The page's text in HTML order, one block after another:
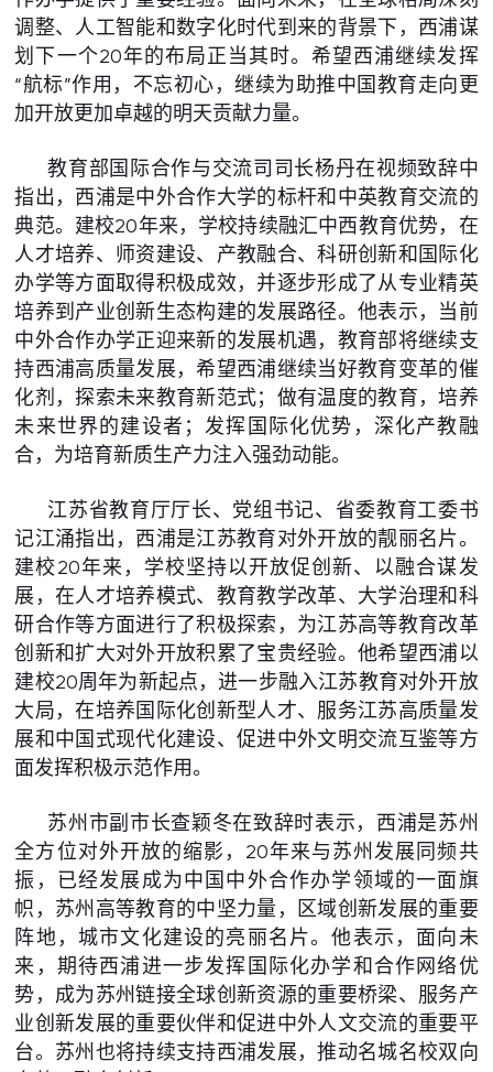
调整、人工智能和数字化时代到来的背景下，西浦谋
划下一个20年的布局正当其时。希望西浦继续发挥
“航标”作用，不忘初心，继续为助推中国教育走向更
加开放更加卓越的明天贡献力量。
教育部国际合作与交流司司长杨丹在视频致辞中
指出，西浦是中外合作大学的标杆和中英教育交流的
典范。建校20年来，学校持续融汇中西教育优势，在
人才培养、师资建设、产教融合、科研创新和国际化
办学等方面取得积极成效，并逐步形成了从专业精英
培养到产业创新生态构建的发展路径。他表示，当前
中外合作办学正迎来新的发展机遇，教育部将继续支
持西浦高质量发展，希望西浦继续当好教育变革的催
化剂，探索未来教育新范式；做有温度的教育，培养
未来世界的建设者；发挥国际化优势，深化产教融
合，为培育新质生产力注入强劲动能。
江苏省教育厅厅长、党组书记、省委教育工委书
记江涌指出，西浦是江苏教育对外开放的靓丽名片。
建校20年来，学校坚持以开放促创新、以融合谋发
展，在人才培养模式、教育教学改革、大学治理和科
研合作等方面进行了积极探索，为江苏高等教育改革
创新和扩大对外开放积累了宝贵经验。他希望西浦以
建校20周年为新起点，进一步融入江苏教育对外开放
大局，在培养国际化创新型人才、服务江苏高质量发
展和中国式现代化建设、促进中外文明交流互鉴等方
面发挥积极示范作用。
苏州市副市长查颖冬在致辞时表示，西浦是苏州
全方位对外开放的缩影，20年来与苏州发展同频共
振，已经发展成为中国中外合作办学领域的一面旗
帜，苏州高等教育的中坚力量，区域创新发展的重要
阵地，城市文化建设的亮丽名片。他表示，面向未
来，期待西浦进一步发挥国际化办学和合作网络优
势，成为苏州链接全球创新资源的重要桥梁、服务产
业创新发展的重要伙伴和促进中外人文交流的重要平
台。苏州也将持续支持西浦发展，推动名城名校双向